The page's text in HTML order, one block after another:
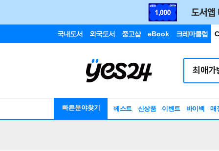
국내도서 외국도서 중고샵 eBook 크레마클럽
빠른분야찾기 베스트 신상품 이벤트 바이백 매